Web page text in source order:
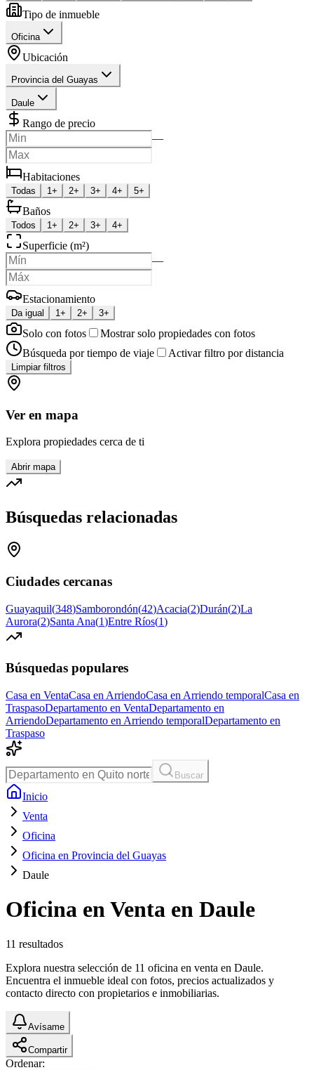
Tipo de inmueble
Oficina
Ubicación
Provincia del Guayas
Daule
Rango de precio
—
Habitaciones
Todas 1+ 2+ 3+ 4+ 5+
Baños
Todos 1+ 2+ 3+ 4+
Superficie (m²)
—
Estacionamiento
Da igual 1+ 2+ 3+
Solo con fotos
Mostrar solo propiedades con fotos
Búsqueda por tiempo de viaje
Activar filtro por distancia
Limpiar filtros
Ver en mapa
Explora propiedades cerca de ti
Abrir mapa
Búsquedas relacionadas
Ciudades cercanas
Guayaquil(348)Samborondón(42)Acacia(2)Durán(2)La
Aurora(2)Santa Ana(1)Entre Ríos(1)
Búsquedas populares
Casa en VentaCasa en ArriendoCasa en Arriendo temporalCasa en
TraspasoDepartamento en VentaDepartamento en
ArriendoDepartamento en Arriendo temporalDepartamento en
Traspaso
Buscar
Inicio
Venta
Oficina
Oficina en Provincia del Guayas
Daule
Oficina en Venta en Daule
11 resultados
Explora nuestra selección de 11 oficina en venta en Daule.
Encuentra el inmueble ideal con fotos, precios actualizados y
contacto directo con propietarios e inmobiliarias.
Avísame
Compartir
Ordenar: